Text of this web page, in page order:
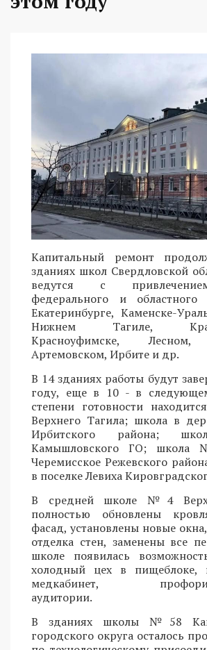
Капитальный ремонт
зданиях школ Свердловской
ведутся с
федерального и
Екатеринбурге, Каменске-
Нижнем Тагиле,
Красноуфимске, Лесном,
Артемовском, Ирбите и др.
В 14 зданиях работы будут
году, еще в 10 - в
степени готовности
Верхнего Тагила; школа в
Ирбитского района;
Камышловского ГО;
Черемисское Режевского
в поселке Левиха
В средней школе №4
полностью обновлены
фасад, установлены новые
отделка стен, заменены все
школе появилась
холодный цех в пищеблоке,
медкабинет,
аудитории.
В зданиях школы №58
городского округа осталось